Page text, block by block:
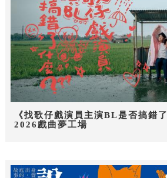
《找歌仔戲演員主演BL是否搞錯
2026戲曲夢工場